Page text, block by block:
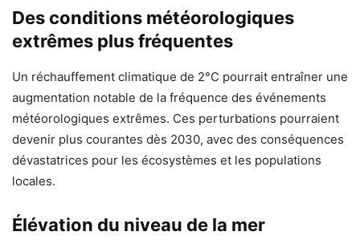
Des conditions météorologiques
extrêmes plus fréquentes
Un réchauffement climatique de 2°C pourrait entraîner une
augmentation notable de la fréquence des événements
météorologiques extrêmes. Ces perturbations pourraient
devenir plus courantes dès 2030, avec des conséquences
dévastatrices pour les écosystèmes et les populations
locales.
Élévation du niveau de la mer